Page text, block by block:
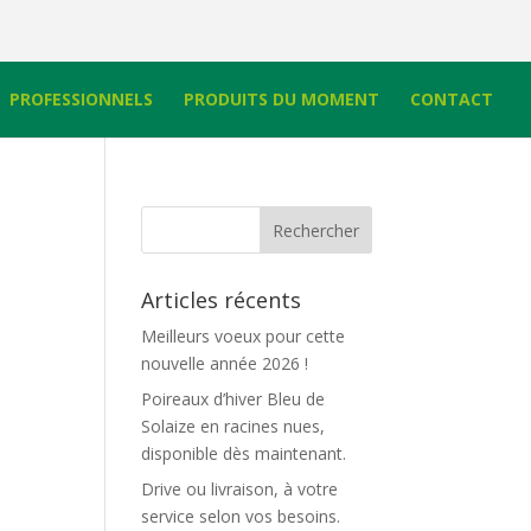
PROFESSIONNELS PRODUITS DU MOMENT CONTACT
Articles récents
Meilleurs voeux pour cette
nouvelle année 2026 !
Poireaux d’hiver Bleu de
Solaize en racines nues,
disponible dès maintenant.
Drive ou livraison, à votre
service selon vos besoins.